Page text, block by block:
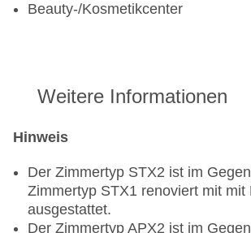
Beauty-/Kosmetikcenter
Weitere Informationen
Hinweis
Der Zimmertyp STX2 ist im
Zimmertyp STX1 renoviert mit mit
ausgestattet.
Der Zimmertyp APX2 ist im